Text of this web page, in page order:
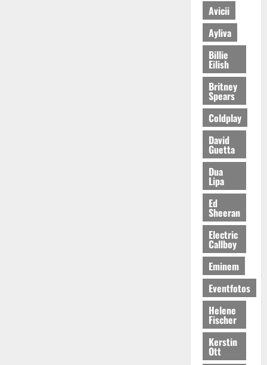
Avicii
Ayliva
Billie
Eilish
Britney
Spears
Coldplay
David
Guetta
Dua
Lipa
Ed
Sheeran
Electric
Callboy
Eminem
Eventfotos
Helene
Fischer
Kerstin
Ott